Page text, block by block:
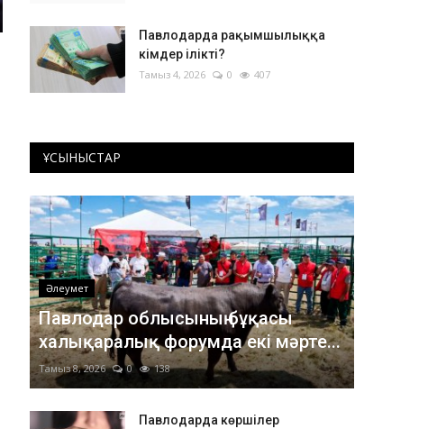
Павлодарда рақымшылыққа
кімдер ілікті?
Тамыз 4, 2026 0 407
ҰСЫНЫСТАР
Әлеумет
Павлодар облысының бұқасы
халықаралық форумда екі мәрте...
Тамыз 8, 2026 0 138
Павлодарда көршілер